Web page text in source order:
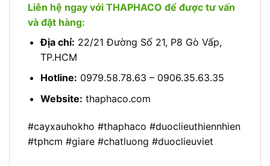
Liên hệ ngay với THAPHACO để được tư vấn
và đặt hàng:
Địa chỉ: 22/21 Đường Số 21, P8 Gò Vấp,
TP.HCM
Hotline: 0979.58.78.63 – 0906.35.63.35
Website: thaphaco.com
#cayxauhokho #thaphaco #duoclieuthiennhien
#tphcm #giare #chatluong #duoclieuviet